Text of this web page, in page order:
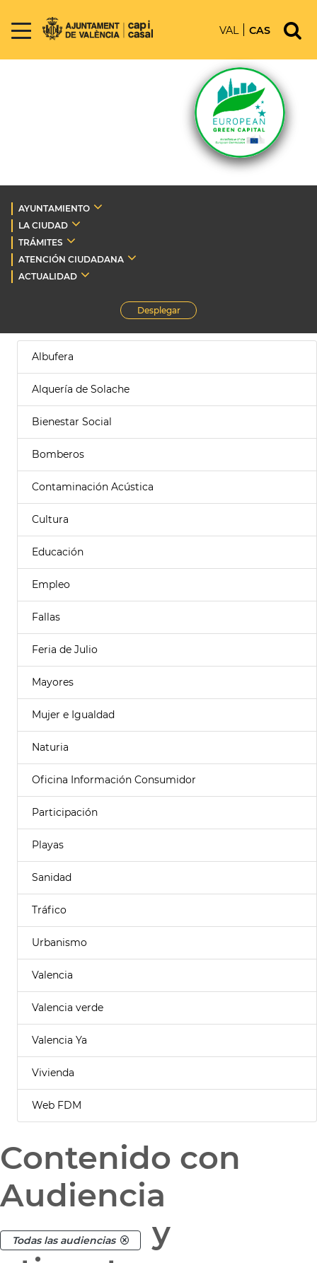
VAL CAS
AYUNTAMIENTO
LA CIUDAD
TRÁMITES
ATENCIÓN CIUDADANA
ACTUALIDAD
Desplegar
Albufera
Alquería de Solache
Bienestar Social
Bomberos
Contaminación Acústica
Cultura
Educación
Empleo
Fallas
Feria de Julio
Mayores
Mujer e Igualdad
Naturia
Oficina Información Consumidor
Participación
Playas
Sanidad
Tráfico
Urbanismo
Valencia
Valencia verde
Valencia Ya
Vivienda
Web FDM
Contenido con
Audiencia
Todas las audiencias
y